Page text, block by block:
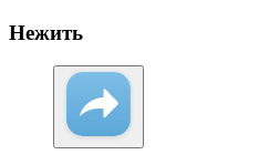
Нежить